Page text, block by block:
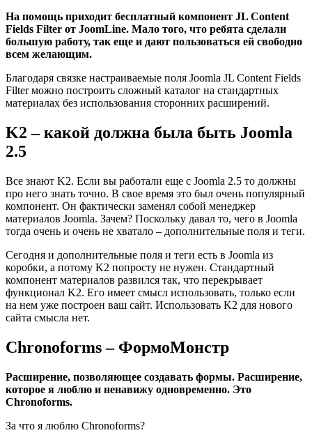
На помощь приходит бесплатный компонент JL Content
Fields Filter от JoomLine. Мало того, что ребята сделали
большую работу, так еще и дают пользоваться ей свободно
всем желающим.
Благодаря связке настраиваемые поля Joomla JL Content Fields
Filter можно построить сложный каталог на стандартных
материалах без использования сторонних расширений.
K2 – какой должна была быть Joomla
2.5
Все знают K2. Если вы работали еще с Joomla 2.5 то должны
про него знать точно. В свое время это был очень популярный
компонент. Он фактически заменял собой менеджер
материалов Joomla. Зачем? Поскольку давал то, чего в Joomla
тогда очень и очень не хватало – дополнительные поля и теги.
Сегодня и дополнительные поля и теги есть в Joomla из
коробки, а потому K2 попросту не нужен. Стандартный
компонент материалов развился так, что перекрывает
функционал K2. Его имеет смысл использовать, только если
на нем уже построен ваш сайт. Использовать K2 для нового
сайта смысла нет.
Chronoforms – ФормоМонстр
Расширение, позволяющее создавать формы. Расширение,
которое я люблю и ненавижу одновременно. Это
Chronoforms.
За что я люблю Chronoforms?